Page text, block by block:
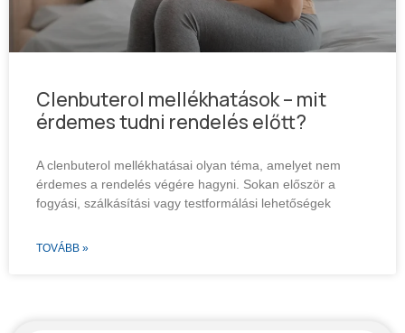
Clenbuterol mellékhatások – mit
érdemes tudni rendelés előtt?
A clenbuterol mellékhatásai olyan téma, amelyet nem
érdemes a rendelés végére hagyni. Sokan először a
fogyási, szálkásítási vagy testformálási lehetőségek
TOVÁBB »